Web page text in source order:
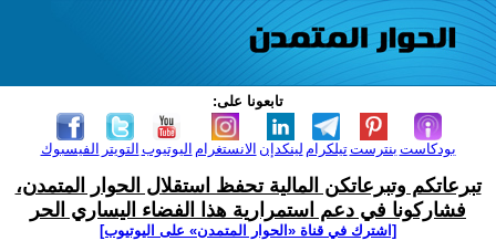
تابعونا على:
الفيسبوك التويتر اليوتيوب الانستغرام لينكدإن تيلكرامبنترست بودكاست
تبرعاتكم وتبرعاتكن المالية تحفظ استقلال الحوار المتمدن،
فشاركونا في دعم استمرارية هذا الفضاء اليساري الحر
[اشترك في قناة ‫«الحوار المتمدن» على اليوتيوب]